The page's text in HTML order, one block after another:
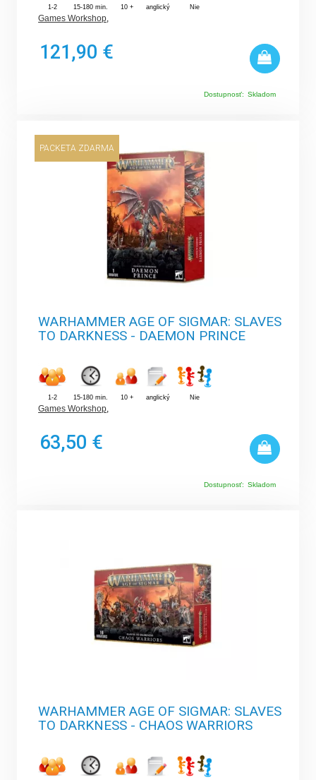
1-2 15-180 min. 10 + anglický Nie
Games Workshop,
121,90 €
Dostupnosť: Skladom
PACKETA ZDARMA
WARHAMMER AGE OF SIGMAR: SLAVES
TO DARKNESS - DAEMON PRINCE
1-2 15-180 min. 10 + anglický Nie
Games Workshop
63,50 €
Dostupnosť: Skladom
WARHAMMER AGE OF SIGMAR: SLAVES
TO DARKNESS - CHAOS WARRIORS